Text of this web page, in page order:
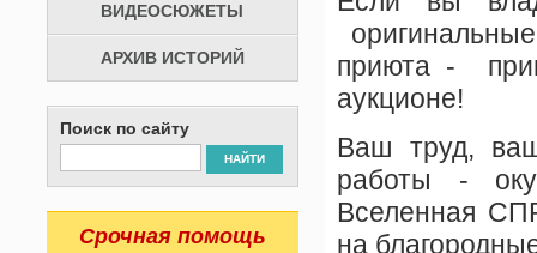
ВИДЕОСЮЖЕТЫ
АРХИВ ИСТОРИЙ
Поиск по сайту
НАЙТИ
Срочная помощь
приюта -
аукционе!
Ваш труд,
работы -
Вселенная
на